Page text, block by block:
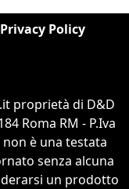
Privacy Policy
proprietà di D&D
Roma RM - P.Iva
è una testata
senza alcuna
un prodotto